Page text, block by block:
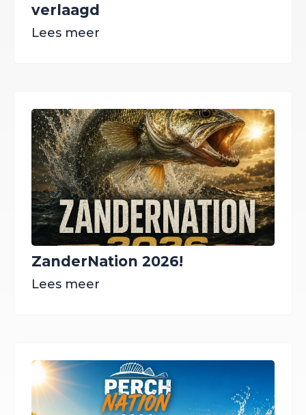
verlaagd
Lees meer
ZanderNation 2026!
Lees meer